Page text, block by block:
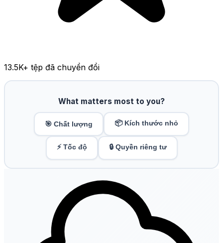
13.5K+ tệp đã chuyển đổi
What matters most to you?
🎯 Chất lượng 📦 Kích thước nhỏ
⚡ Tốc độ 🔒 Quyền riêng tư